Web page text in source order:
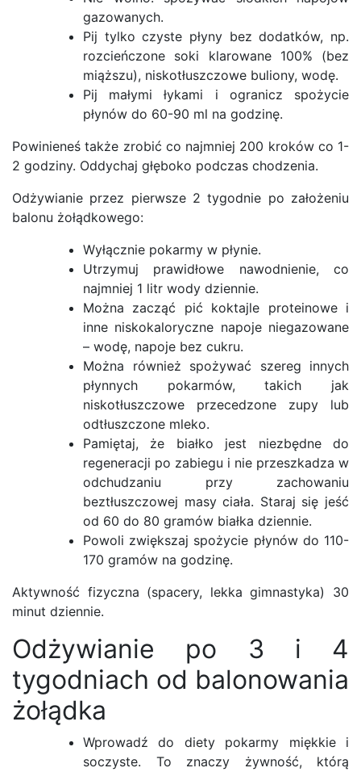
gazowanych.
Pij tylko czyste płyny bez dodatków, np.
rozcieńczone soki klarowane 100% (bez
miąższu), niskotłuszczowe buliony, wodę.
Pij małymi łykami i ogranicz spożycie
płynów do 60-90 ml na godzinę.
Powinieneś także zrobić co najmniej 200 kroków co 1-
2 godziny. Oddychaj głęboko podczas chodzenia.
Odżywianie przez pierwsze 2 tygodnie po założeniu
balonu żołądkowego:
Wyłącznie pokarmy w płynie.
Utrzymuj prawidłowe nawodnienie, co
najmniej 1 litr wody dziennie.
Można zacząć pić koktajle proteinowe i
inne niskokaloryczne napoje niegazowane
– wodę, napoje bez cukru.
Można również spożywać szereg innych
płynnych pokarmów, takich jak
niskotłuszczowe przecedzone zupy lub
odtłuszczone mleko.
Pamiętaj, że białko jest niezbędne do
regeneracji po zabiegu i nie przeszkadza w
odchudzaniu przy zachowaniu
beztłuszczowej masy ciała. Staraj się jeść
od 60 do 80 gramów białka dziennie.
Powoli zwiększaj spożycie płynów do 110-
170 gramów na godzinę.
Aktywność fizyczna (spacery, lekka gimnastyka) 30
minut dziennie.
Odżywianie po 3 i 4
tygodniach od balonowania
żołądka
Wprowadź do diety pokarmy miękkie i
soczyste. To znaczy żywność, którą